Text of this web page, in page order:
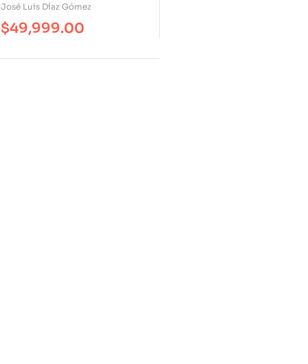
José Luis Díaz Gómez
$49,999.00